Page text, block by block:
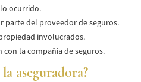
ocurrido.
parte del proveedor de seguros.
involucrados.
con la compañía de seguros.
aseguradora?